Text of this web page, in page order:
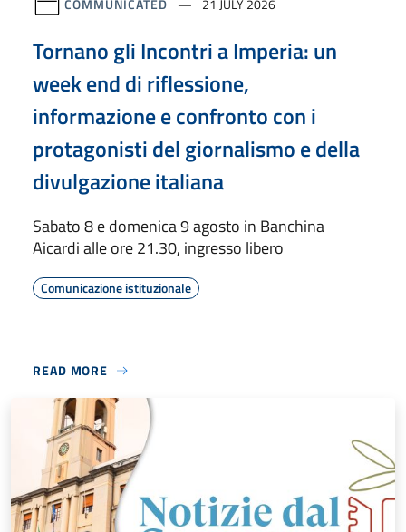
Tornano gli Incontri a Imperia: un
week end di riflessione,
informazione e confronto con i
protagonisti del giornalismo e della
divulgazione italiana
Sabato 8 e domenica 9 agosto in Banchina
Aicardi alle ore 21.30, ingresso libero
Comunicazione istituzionale
READ MORE